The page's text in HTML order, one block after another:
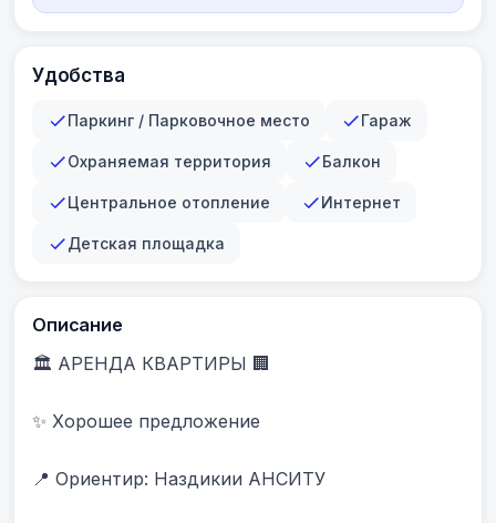
Удобства
Паркинг / Парковочное место Гараж
Охраняемая территория Балкон
Центральное отопление Интернет
Детская площадка
Описание
🏛 АРЕНДА КВАРТИРЫ 🏢
✨ Хорошее предложение
📍 Ориентир: Наздикии АНСИТУ